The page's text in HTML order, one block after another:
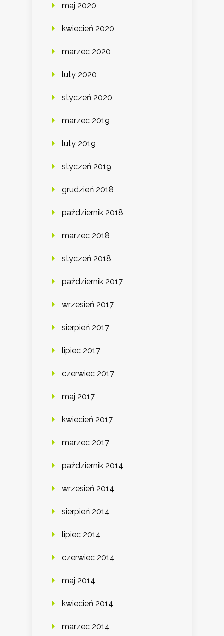
maj 2020
kwiecień 2020
marzec 2020
luty 2020
styczeń 2020
marzec 2019
luty 2019
styczeń 2019
grudzień 2018
październik 2018
marzec 2018
styczeń 2018
październik 2017
wrzesień 2017
sierpień 2017
lipiec 2017
czerwiec 2017
maj 2017
kwiecień 2017
marzec 2017
październik 2014
wrzesień 2014
sierpień 2014
lipiec 2014
czerwiec 2014
maj 2014
kwiecień 2014
marzec 2014